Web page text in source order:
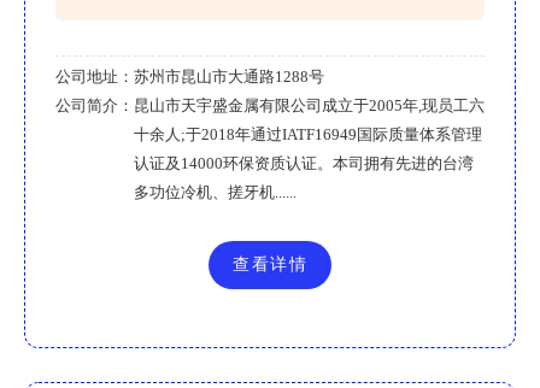
公司地址： 苏州市昆山市大通路1288号
公司简介： 昆山市天宇盛金属有限公司成立于2005年,现员工六
十余人;于2018年通过IATF16949国际质量体系管理
认证及14000环保资质认证。本司拥有先进的台湾
多功位冷机、搓牙机......
查看详情